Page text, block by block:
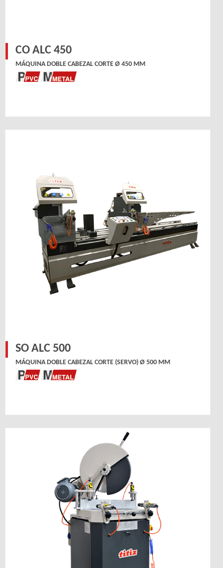
CO ALC 450
MÁQUINA DOBLE CABEZAL CORTE Ø 450 MM
SO ALC 500
MÁQUINA DOBLE CABEZAL CORTE (SERVO) Ø 500 MM